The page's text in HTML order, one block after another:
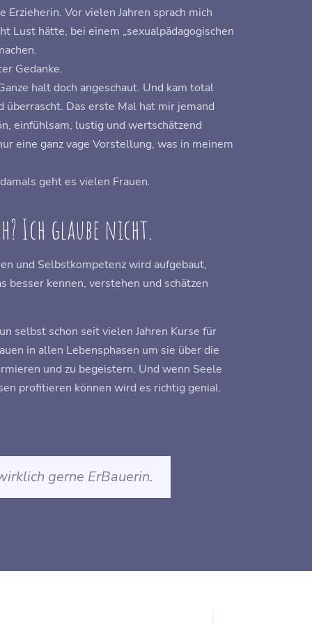
Erzieherin. Vor vielen Jahren sprach mich
Lust hätte, bei einem „sexualpädagogischen
Gedanke.
halt doch angeschaut. Und kam total
überrascht. Das erste Mal hat mir jemand
einfühlsam, lustig und wertschätzend
eine ganz vage Vorstellung, was in meinem
geht es vielen Frauen.
Ich glaube nicht.
und Selbstkompetenz wird aufgebaut,
besser kennen, verstehen und schätzen
selbst schon seit vielen Jahren Kurse für
in allen Lebensphasen um sie über die
und zu begeistern. Und wenn Seele
profitieren können wird es richtig genial.
gerne ErBauerin.